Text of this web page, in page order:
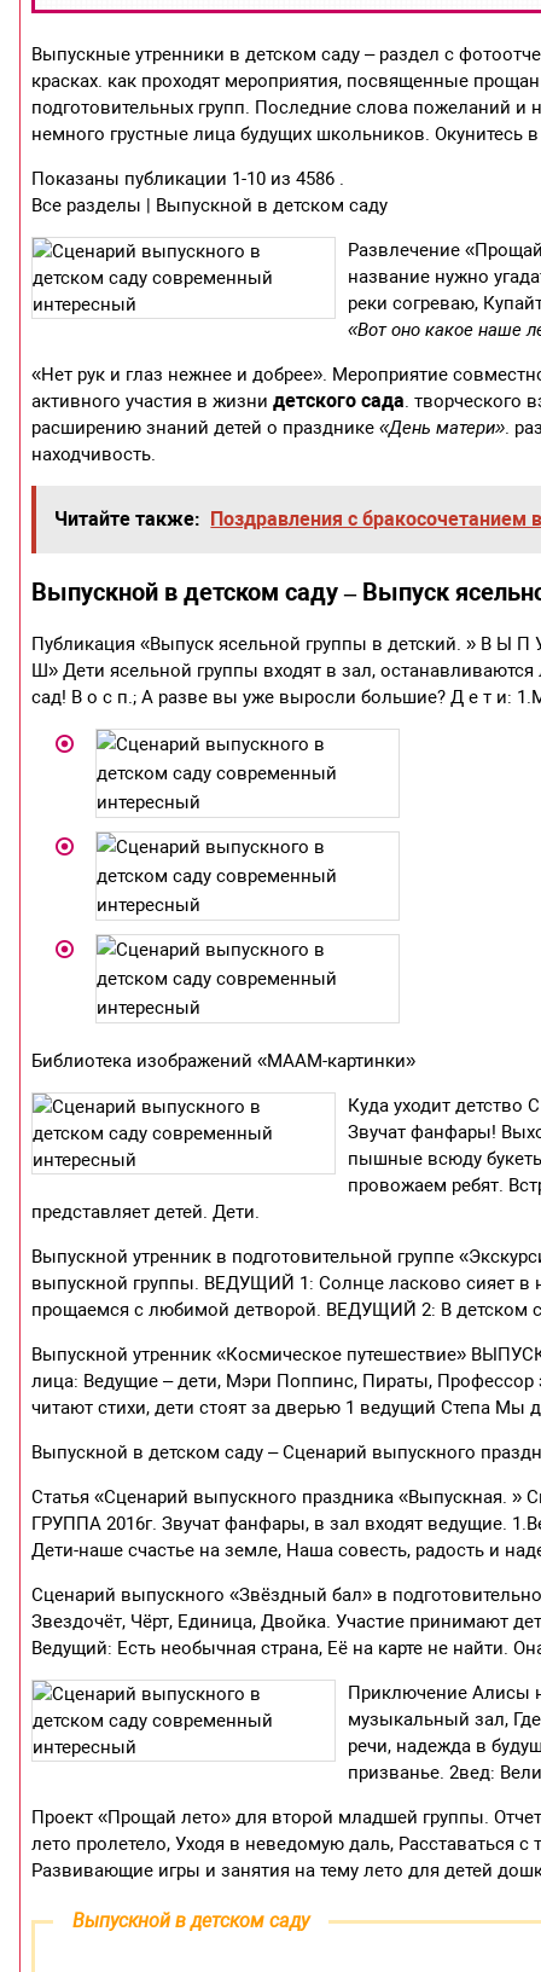
Выпускные утренники в детском саду – раздел с
красках. как проходят мероприятия, посвященные
подготовительных групп. Последние слова пожеланий и
немного грустные лица будущих школьников. Окунитесь
Показаны публикации 1-10 из 4586 .
Все разделы | Выпускной в детском саду
Развлечение
название нужно
реки согреваю,
«Вот оно какое наше
«Нет рук и глаз нежнее и добрее». Мероприятие
активного участия в жизнидетского сада. творческого
расширению знаний детей о празднике«День матери».
находчивость.
Читайте также: Поздравления с бракосочетанием
Выпускной в детском саду – Выпуск
Публикация «Выпуск ясельной группы в детский. » В
Ш» Дети ясельной группы входят в зал,
сад! В о с п.; А разве вы уже выросли большие? Д е т и:
Библиотека изображений «МААМ-картинки»
Куда уходит детство
Звучат фанфары!
пышные всюду
провожаем ребят.
представляет детей. Дети.
Выпускной утренник в подготовительной группе
выпускной группы. ВЕДУЩИЙ 1: Солнце ласково сияет в
прощаемся с любимой детворой. ВЕДУЩИЙ 2: В детском
Выпускной утренник «Космическое путешествие»
лица: Ведущие – дети, Мэри Поппинс, Пираты,
читают стихи, дети стоят за дверью 1 ведущий Степа Мы
Выпускной в детском саду – Сценарий выпускного
Статья «Сценарий выпускного праздника «Выпускная.
ГРУППА 2016г. Звучат фанфары, в зал входят ведущие.
Дети-наше счастье на земле, Наша совесть, радость и
Сценарий выпускного «Звёздный бал» в
Звездочёт, Чёрт, Единица, Двойка. Участие принимают
Ведущий: Есть необычная страна, Её на карте не найти.
Приключение Алисы
музыкальный зал,
речи, надежда в
призванье. 2вед:
Проект «Прощай лето» для второй младшей группы.
лето пролетело, Уходя в неведомую даль,
Развивающие игры и занятия на тему лето для детей
Выпускной в детском саду